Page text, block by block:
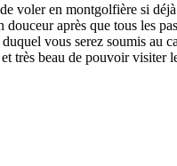
voler en montgolfière si
douceur après que tous les
vous serez soumis au
très beau de pouvoir visiter